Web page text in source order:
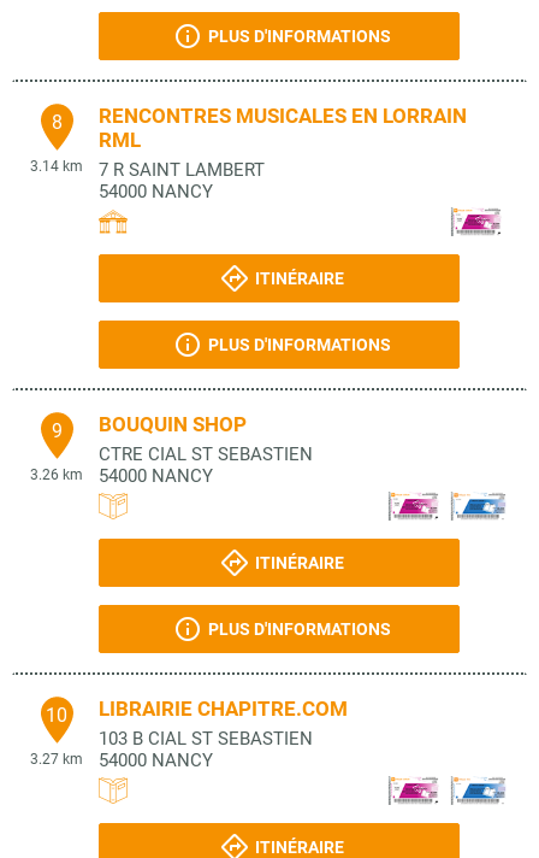
PLUS D'INFORMATIONS
8
3.14 km
RENCONTRES MUSICALES EN LORRAIN
RML
7 R SAINT LAMBERT
54000 NANCY
ITINÉRAIRE
PLUS D'INFORMATIONS
9
3.26 km
BOUQUIN SHOP
CTRE CIAL ST SEBASTIEN
54000 NANCY
ITINÉRAIRE
PLUS D'INFORMATIONS
10
3.27 km
LIBRAIRIE CHAPITRE.COM
103 B CIAL ST SEBASTIEN
54000 NANCY
ITINÉRAIRE